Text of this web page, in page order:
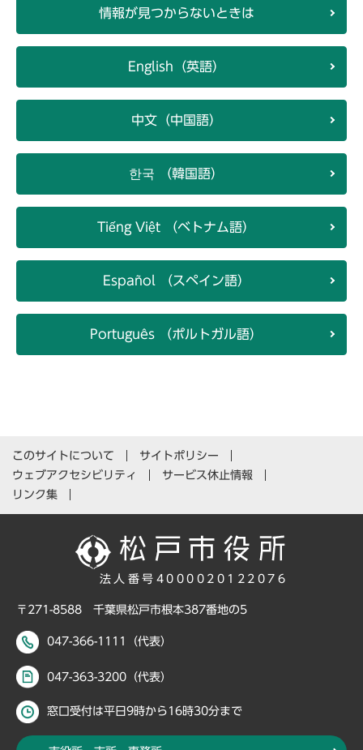
情報が見つからないときは
English（英語）
中文（中国語）
한국 （韓国語）
Tiếng Việt （ベトナム語）
Español （スペイン語）
Português （ポルトガル語）
このサイトについて
サイトポリシー
ウェブアクセシビリティ
サービス休止情報
リンク集
法人番号4000020122076
〒271-8588 千葉県松戸市根本387番地の5
047-366-1111（代表）
047-363-3200（代表）
窓口受付は平日9時から16時30分まで